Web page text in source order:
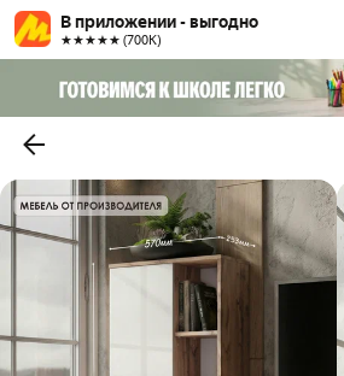
В приложении - выгодно
★★★★★ (700К)